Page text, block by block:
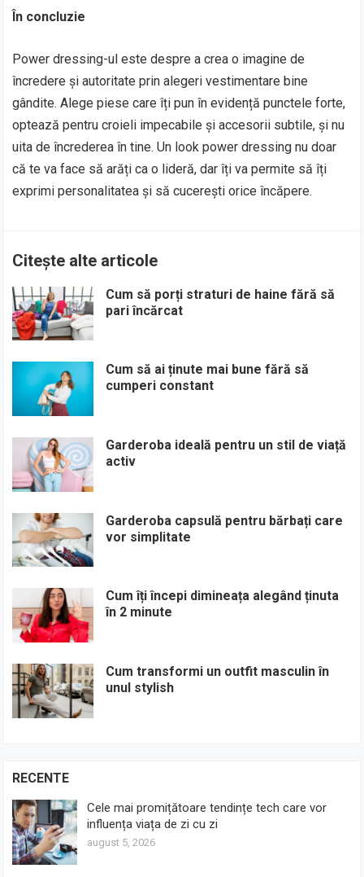
În concluzie
Power dressing-ul este despre a crea o imagine de
încredere și autoritate prin alegeri vestimentare bine
gândite. Alege piese care îți pun în evidență punctele forte,
optează pentru croieli impecabile și accesorii subtile, și nu
uita de încrederea în tine. Un look power dressing nu doar
că te va face să arăți ca o lideră, dar îți va permite să îți
exprimi personalitatea și să cucerești orice încăpere.
Citește alte articole
Cum să porți straturi de haine fără să
pari încărcat
Cum să ai ținute mai bune fără să
cumperi constant
Garderoba ideală pentru un stil de viață
activ
Garderoba capsulă pentru bărbați care
vor simplitate
Cum îți începi dimineața alegând ținuta
în 2 minute
Cum transformi un outfit masculin în
unul stylish
RECENTE
Cele mai promițătoare tendințe tech care vor
influența viața de zi cu zi
august 5, 2026